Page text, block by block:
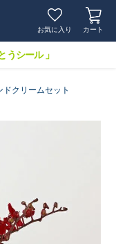
お気に入り カート
うシール 」
クリームセット